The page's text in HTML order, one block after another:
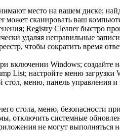
место на вашем диске;
может сканировать ваш
Registry Cleaner быстро
удаляя неправильные
чтобы сократить время
включении Windows; создайте
List; настройте меню
стол, меню, панель управления
стола, меню, безопасности
отключить системные
не могут